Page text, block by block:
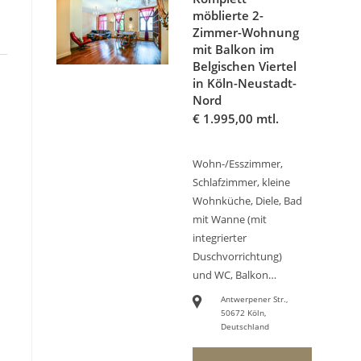
möblierte 2-
Zimmer-Wohnung
mit Balkon im
Belgischen Viertel
in Köln-Neustadt-
Nord
€ 1.995,00 mtl.
Wohn-/Esszimmer,
Schlafzimmer, kleine
Wohnküche, Diele, Bad
mit Wanne (mit
integrierter
Duschvorrichtung)
und WC, Balkon…
Antwerpener Str.,
50672 Köln,
Deutschland